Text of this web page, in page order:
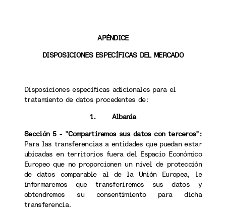
APÉNDICE
DISPOSICIONES ESPECÍFICAS DEL MERCADO
Disposiciones específicas adicionales para el
tratamiento de datos procedentes de:
1. Albania
Sección 5 - "Compartiremos sus datos con terceros":
Para las transferencias a entidades que puedan estar
ubicadas en territorios fuera del Espacio Económico
Europeo que no proporcionen un nivel de protección
de datos comparable al de la Unión Europea, le
informaremos que transferiremos sus datos y
obtendremos su consentimiento para dicha
transferencia.